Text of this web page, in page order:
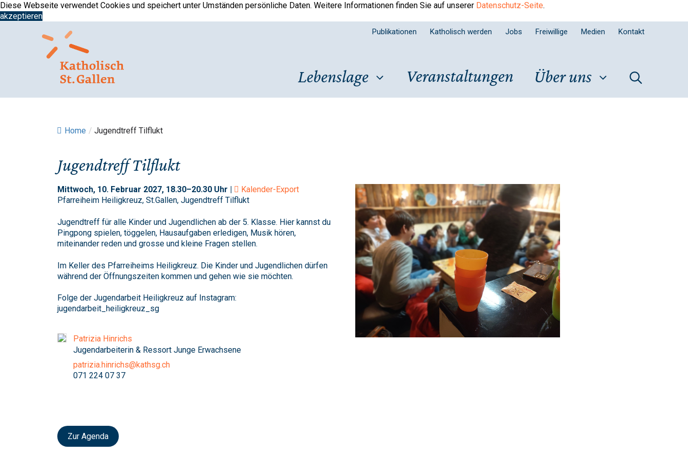
Diese Webseite verwendet Cookies und speichert unter Umständen persönliche Daten. Weitere Informationen finden Sie auf unserer Datenschutz-Seite.
akzeptieren
Springe
zum
Publikationen Katholisch werden Jobs Freiwillige Medien Kontakt
Lebenslage Veranstaltungen Über uns
Home / Jugendtreff Tilflukt
Jugendtreff Tilflukt
Mittwoch, 10. Februar 2027, 18.30–20.30 Uhr |
Kalender-Export
Pfarreiheim Heiligkreuz, St.Gallen, Jugendtreff Tilflukt
Jugendtreff für alle Kinder und Jugendlichen ab der 5. Klasse. Hier kannst du
Pingpong spielen, töggelen, Hausaufgaben erledigen, Musik hören,
miteinander reden und grosse und kleine Fragen stellen.
Im Keller des Pfarreiheims Heiligkreuz. Die Kinder und Jugendlichen dürfen
während der Öffnungszeiten kommen und gehen wie sie möchten.
Folge der Jugendarbeit Heiligkreuz auf Instagram:
jugendarbeit_heiligkreuz_sg
Patrizia Hinrichs
Jugendarbeiterin & Ressort Junge Erwachsene
patrizia.hinrichs@kathsg.ch
071 224 07 37
Zur Agenda